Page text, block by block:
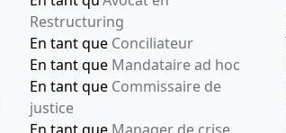
Restructuring
En tant que Conciliateur
En tant que Mandataire ad hoc
En tant que Commissaire de
justice